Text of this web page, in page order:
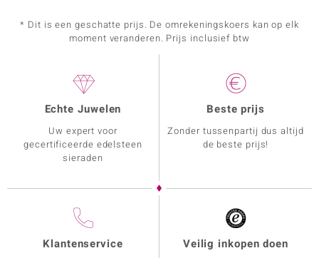
* Dit is een geschatte prijs. De omrekeningskoers kan op elk
moment veranderen. Prijs inclusief btw
Echte Juwelen
Uw expert voor
gecertificeerde edelsteen
sieraden
Beste prijs
Zonder tussenpartij dus altijd
de beste prijs!
Klantenservice Veilig inkopen doen